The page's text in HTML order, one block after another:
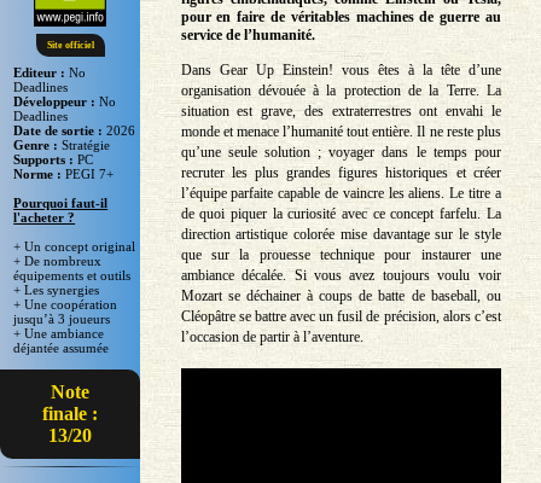
Site officiel
Editeur :No
Deadlines
Développeur :No
Deadlines
Date de sortie :2026
Genre :Stratégie
Supports :PC
Norme :PEGI 7+
Pourquoi faut-il
l'acheter ?
+ Un concept original
+ De nombreux
équipements et outils
+ Les synergies
+ Une coopération
jusqu’à 3 joueurs
+ Une ambiance
déjantée assumée
Note
finale :
13/20
pour en faire de véritables machines de guerre au
service de l’humanité.
Dans Gear Up Einstein! vous êtes à la tête d’une
organisation dévouée à la protection de la Terre. La
situation est grave, des extraterrestres ont envahi le
monde et menace l’humanité tout entière. Il ne reste plus
qu’une seule solution ; voyager dans le temps pour
recruter les plus grandes figures historiques et créer
l’équipe parfaite capable de vaincre les aliens. Le titre a
de quoi piquer la curiosité avec ce concept farfelu. La
direction artistique colorée mise davantage sur le style
que sur la prouesse technique pour instaurer une
ambiance décalée. Si vous avez toujours voulu voir
Mozart se déchainer à coups de batte de baseball, ou
Cléopâtre se battre avec un fusil de précision, alors c’est
l’occasion de partir à l’aventure.